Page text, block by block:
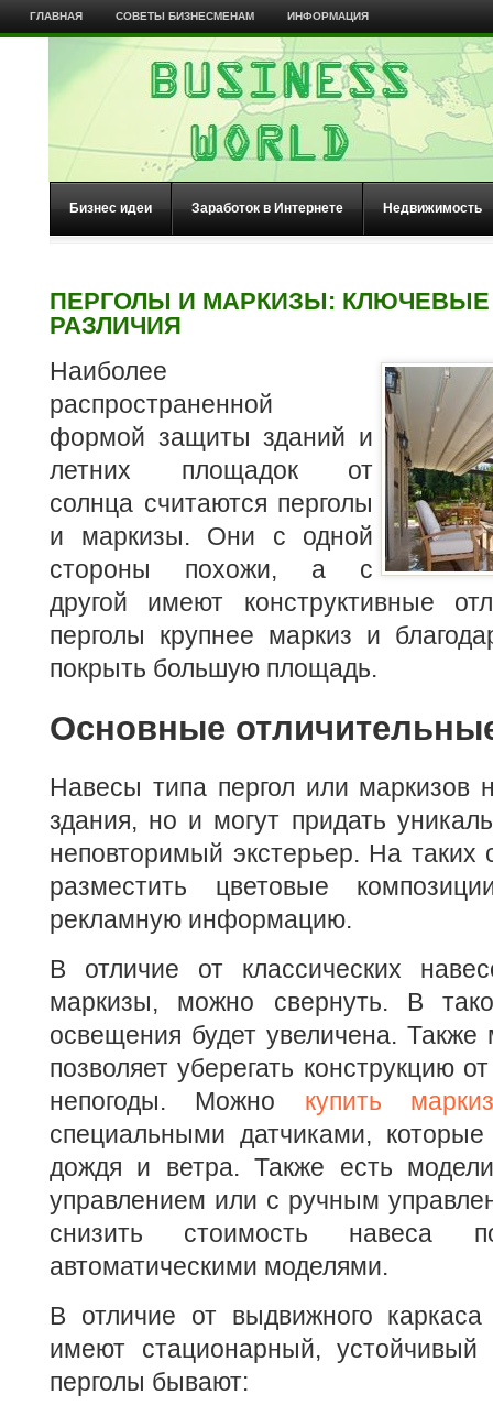
ГЛАВНАЯ СОВЕТЫ БИЗНЕСМЕНАМ ИНФОРМАЦИЯ
Бизнес идеи Заработок в Интернете Недвижимость
ПЕРГОЛЫ И МАРКИЗЫ: КЛЮЧЕВЫЕ
РАЗЛИЧИЯ
Наиболее
распространенной
формой защиты зданий и
летних площадок от
солнца считаются перголы
и маркизы. Они с одной
стороны похожи, а с
другой имеют конструктивные
перголы крупнее маркиз и
покрыть большую площадь.
Основные
Навесы типа пергол или маркизов
здания, но и могут придать
неповторимый экстерьер. На
разместить цветовые
рекламную информацию.
В отличие от классических
маркизы, можно свернуть. В
освещения будет увеличена.
позволяет уберегать конструкцию
непогоды. Можно купить
специальными датчиками,
дождя и ветра. Также есть
управлением или с ручным
снизить стоимость навеса
автоматическими моделями.
В отличие от выдвижного
имеют стационарный,
перголы бывают: